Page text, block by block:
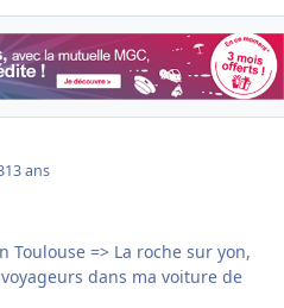
13 ans
=> La roche sur yon,
dans ma voiture de